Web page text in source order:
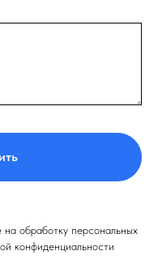
обработку персональных
конфиденциальности